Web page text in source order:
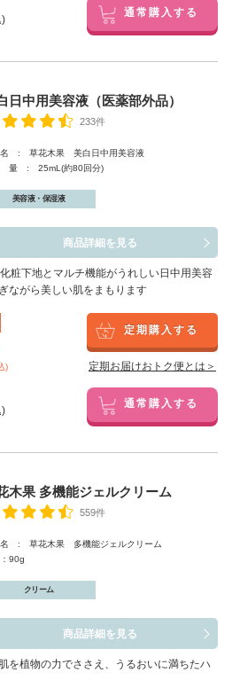
) 通常購入する
日中用美容液（医薬部外品）
233件
名 : 草花木果 美白日中用美容液
: 25mL(約80回分)
美容液・保湿液
商品詳細を見る
化粧下地とマルチ機能がうれしい日中用美容
ながら美しい肌をまもります
)
定期購入する
定期お届けおトク便とは＞
) 通常購入する
木果 多機能ジェルクリーム
559件
名 : 草花木果 多機能ジェルクリーム
90g
クリーム
商品詳細を見る
を植物の力でささえ、うるおいに満ちたハ